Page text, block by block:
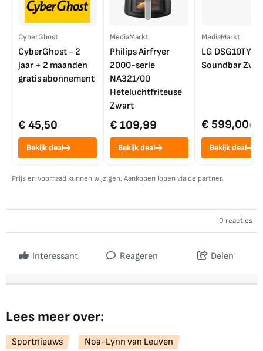
CyberGhost
CyberGhost - 2
jaar + 2 maanden
gratis abonnement
€ 45,50
Bekijk deal
MediaMarkt
Philips Airfryer
2000-serie
NA321/00
Heteluchtfriteuse
Zwart
€ 109,99
Bekijk deal
MediaMarkt
LG DSG10TY
Soundbar
€ 599,00€
Bekijk deal
Prijs en voorraad kunnen wijzigen. Aankopen lopen via de partner.
0 reacties
Interessant Reageren Delen
Lees meer over:
Sportnieuws
Noa-Lynn van Leuven